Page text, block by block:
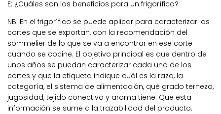
E: ¿Cuáles son los beneficios para un frigorífico?
NB: En el frigorífico se puede aplicar para caracterizar los
cortes que se exportan, con la recomendación del
sommelier de lo que se va a encontrar en ese corte
cuando se cocine. El objetivo principal es que dentro de
unos años se puedan caracterizar cada uno de los
cortes y que la etiqueta indique cuál es la raza, la
categoría, el sistema de alimentación, qué grado terneza,
jugosidad, tejido conectivo y aroma tiene. Que esta
información se sume a la trazabilidad del producto.